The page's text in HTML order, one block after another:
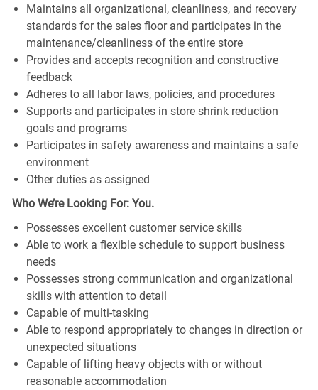
Maintains all organizational, cleanliness, and recovery
standards for the sales floor and participates in the
maintenance/cleanliness of the entire store
Provides and accepts recognition and constructive
feedback
Adheres to all labor laws, policies, and procedures
Supports and participates in store shrink reduction
goals and programs
Participates in safety awareness and maintains a safe
environment
Other duties as assigned
Who We’re Looking For: You.
Possesses excellent customer service skills
Able to work a flexible schedule to support business
needs
Possesses strong communication and organizational
skills with attention to detail
Capable of multi-tasking
Able to respond appropriately to changes in direction or
unexpected situations
Capable of lifting heavy objects with or without
reasonable accommodation